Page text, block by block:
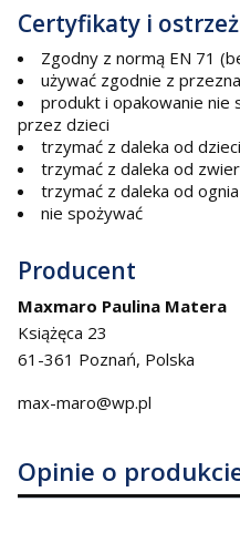
Certyfikaty i
Zgodny z normą EN 71
używać zgodnie z
produkt i opakowanie nie
przez dzieci
trzymać z daleka od dzieci
trzymać z daleka od
trzymać z daleka od ognia
nie spożywać
Producent
Maxmaro Paulina Matera
Książęca 23
61-361 Poznań, Polska
max-maro@wp.pl
Opinie o